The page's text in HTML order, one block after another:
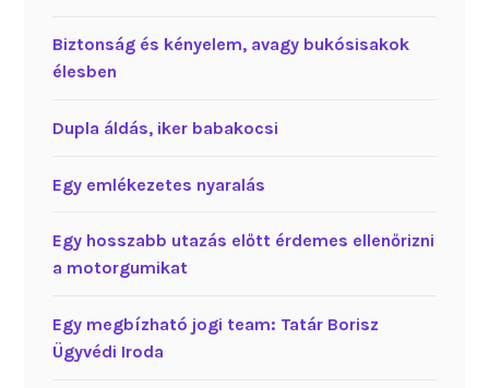
Biztonság és kényelem, avagy bukósisakok
élesben
Dupla áldás, iker babakocsi
Egy emlékezetes nyaralás
Egy hosszabb utazás előtt érdemes ellenőrizni
a motorgumikat
Egy megbízható jogi team: Tatár Borisz
Ügyvédi Iroda